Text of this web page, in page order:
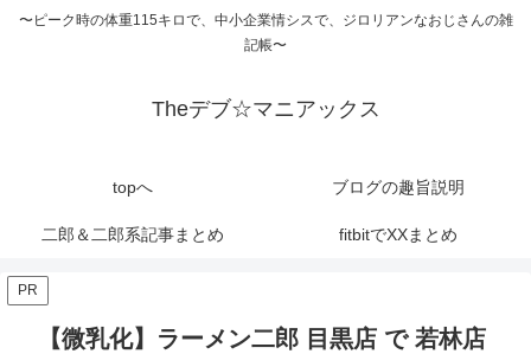
〜ピーク時の体重115キロで、中小企業情シスで、ジロリアンなおじさんの雑
記帳〜
Theデブ☆マニアックス
topへ ブログの趣旨説明
二郎＆二郎系記事まとめ fitbitでXXまとめ
PR
【微乳化】ラーメン二郎 目黒店 で 若林店